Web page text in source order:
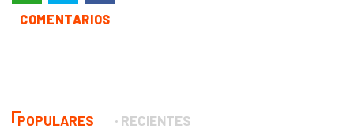
COMENTARIOS
POPULARES RECIENTES